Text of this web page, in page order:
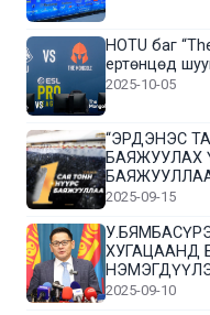
HOTU баг
ертөнцөд
2025-10-05
“ЭРДЭНЭС
БАЯЖУУЛАХ
2025-09-15
ХУГАЦААНД
2025-09-10